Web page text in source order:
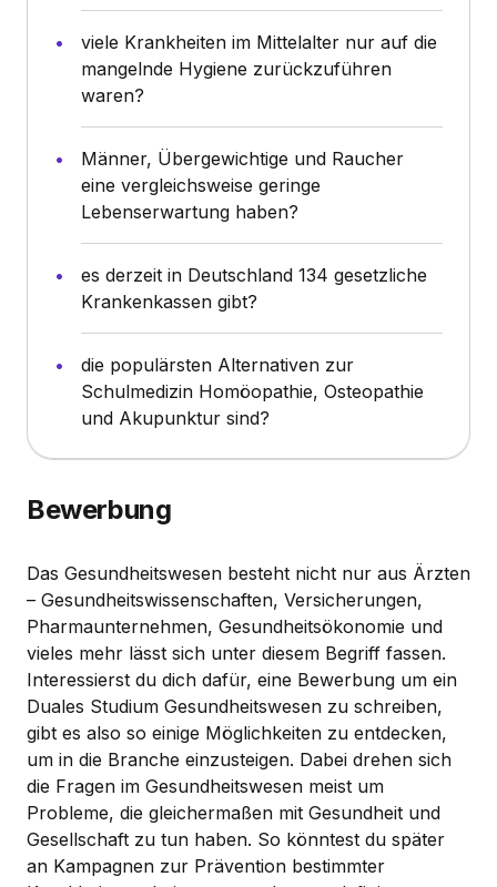
viele Krankheiten im Mittelalter nur auf die
mangelnde Hygiene zurückzuführen
waren?
Männer, Übergewichtige und Raucher
eine vergleichsweise geringe
Lebenserwartung haben?
es derzeit in Deutschland 134 gesetzliche
Krankenkassen gibt?
die populärsten Alternativen zur
Schulmedizin Homöopathie, Osteopathie
und Akupunktur sind?
Bewerbung
Das Gesundheitswesen besteht nicht nur aus Ärzten
– Gesundheitswissenschaften, Versicherungen,
Pharmaunternehmen, Gesundheitsökonomie und
vieles mehr lässt sich unter diesem Begriff fassen.
Interessierst du dich dafür, eine Bewerbung um ein
Duales Studium Gesundheitswesen zu schreiben,
gibt es also so einige Möglichkeiten zu entdecken,
um in die Branche einzusteigen. Dabei drehen sich
die Fragen im Gesundheitswesen meist um
Probleme, die gleichermaßen mit Gesundheit und
Gesellschaft zu tun haben. So könntest du später
an Kampagnen zur Prävention bestimmter